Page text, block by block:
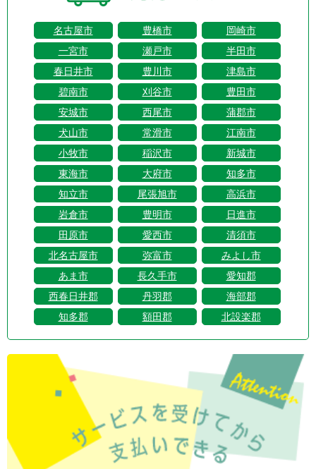
名古屋市 豊橋市
岡崎市
一宮市
瀬戸市
半田市
春日井市
豊川市
津島市
碧南市
刈谷市
豊田市
安城市
西尾市
蒲郡市
犬山市
常滑市
江南市
小牧市
稲沢市
新城市
東海市
大府市
知多市
知立市
尾張旭市
高浜市
岩倉市
豊明市
日進市
田原市
愛西市
清須市
北名古屋市
弥富市
みよし市
あま市
長久手市
愛知郡
西春日井郡
丹羽郡
海部郡
知多郡
額田郡 北設楽郡